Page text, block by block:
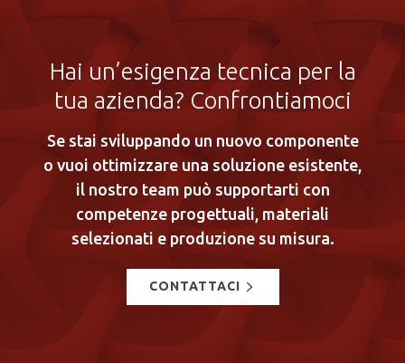
Hai un’esigenza tecnica per la
tua azienda? Confrontiamoci
Se stai sviluppando un nuovo componente
o vuoi ottimizzare una soluzione esistente,
il nostro team può supportarti con
competenze progettuali, materiali
selezionati e produzione su misura.
CONTATTACI